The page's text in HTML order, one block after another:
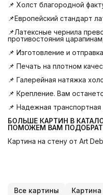
📌 Холст благородной
📌Европейский стандарт
📌Латексные чернила
противостояния
📌 Изготовление и
📌 Печать на плотном
📌 Галерейная натяжка
📌 Крепление. Вам
📌 Надежная транспортная
БОЛЬШЕ КАРТИН В
ПОМОЖЕМ ВАМ
Картина на стену от Art
Все картины Картина